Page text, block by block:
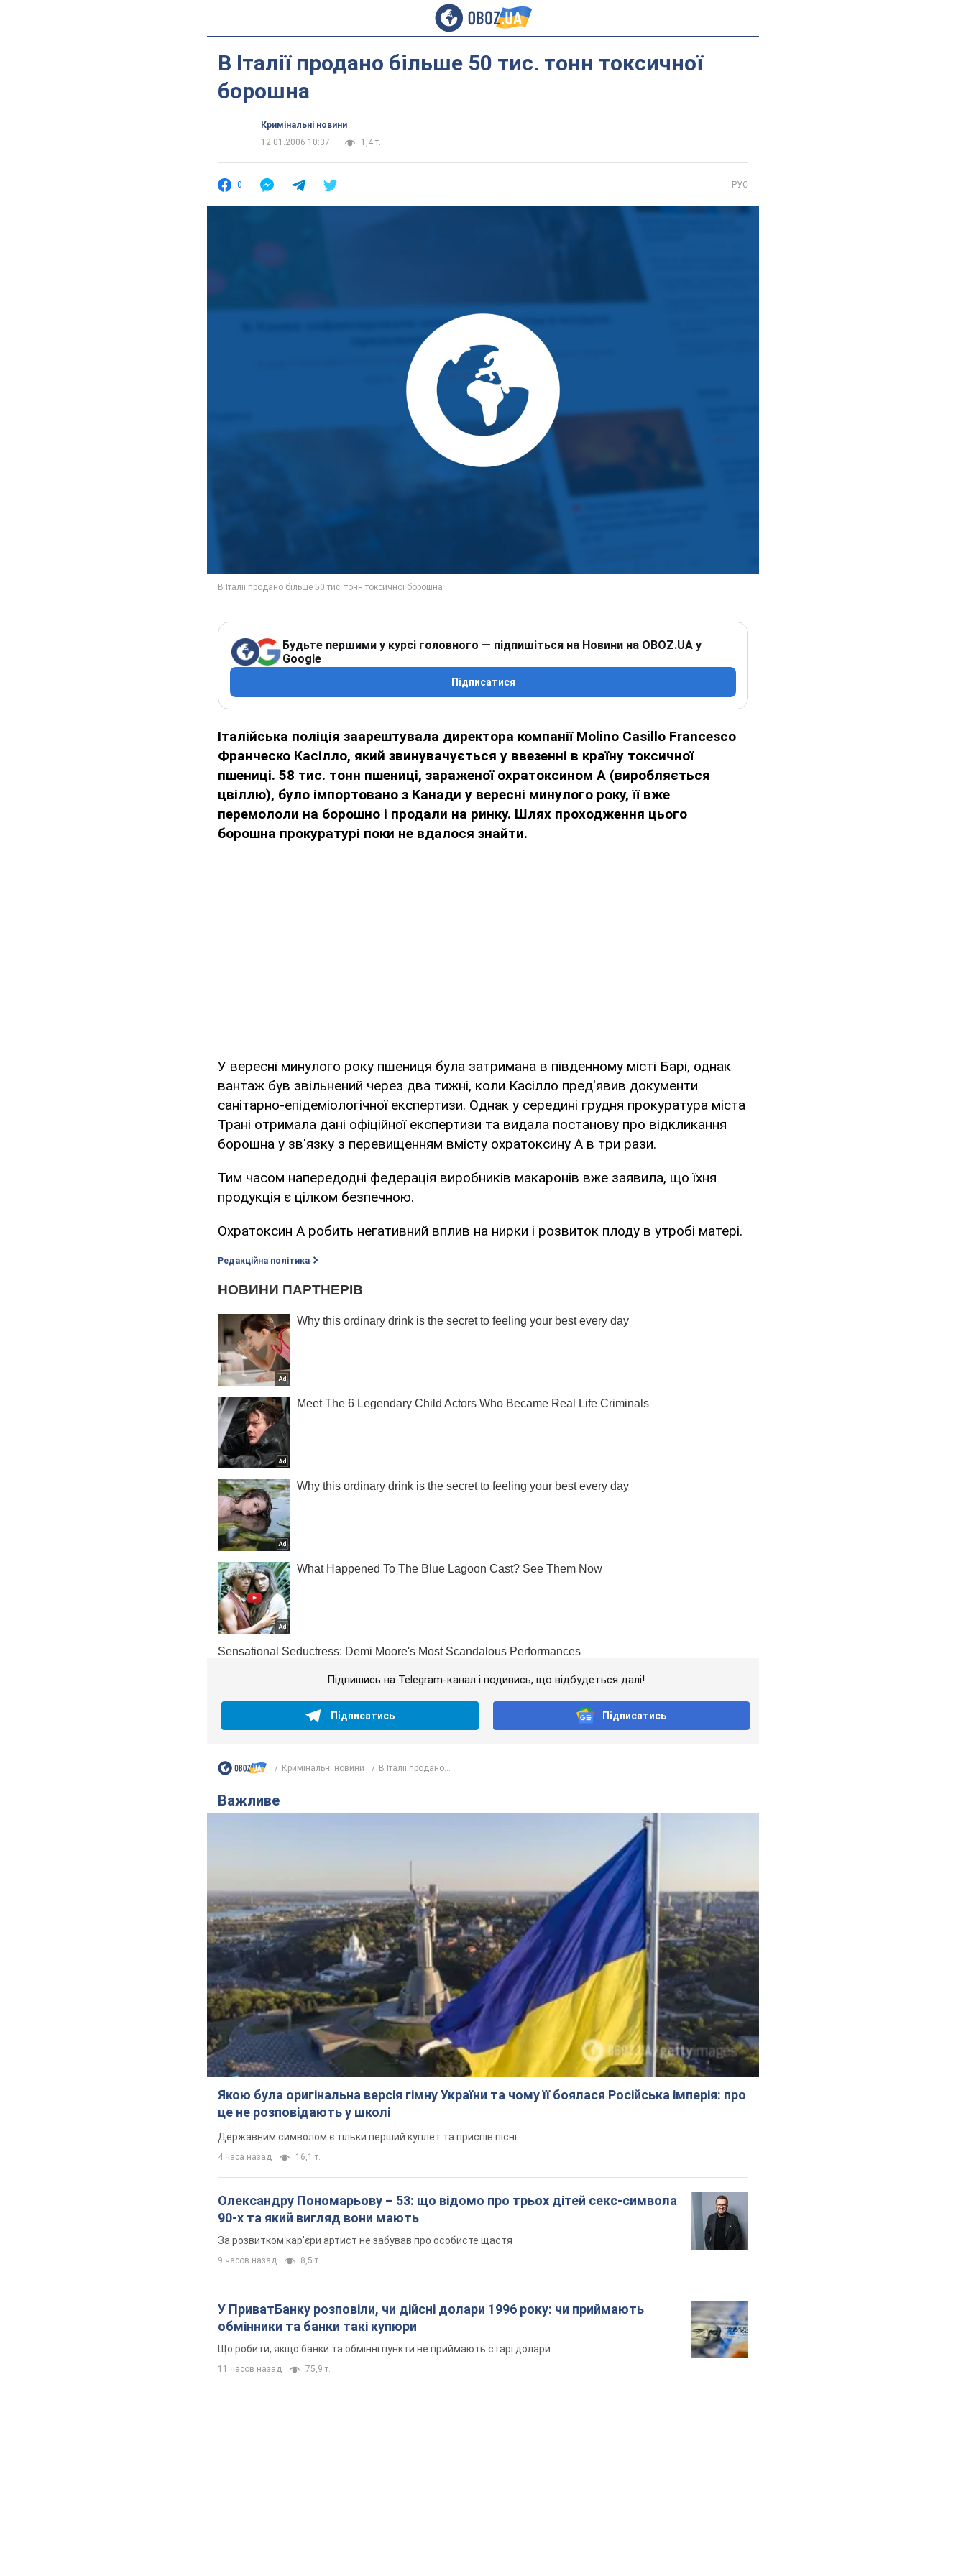
В Італії продано більше 50 тис. тонн токсичної
борошна
Кримінальні новини
12.01.2006 10:37
1,4 т.
0 РУС
Будьте першими у курсі головного — підпишіться на Новини на OBOZ.UA у
Google
Підписатися
Італійська поліція заарештувала директора компанії Molino Casillo Francesco
Франческо Касілло, який звинувачується у ввезенні в країну токсичної
пшениці. 58 тис. тонн пшениці, зараженої охратоксином А (виробляється
цвіллю), було імпортовано з Канади у вересні минулого року, її вже
перемололи на борошно і продали на ринку. Шлях проходження цього
борошна прокуратурі поки не вдалося знайти.
У вересні минулого року пшениця була затримана в південному місті Барі, однак
вантаж був звільнений через два тижні, коли Касілло пред'явив документи
санітарно-епідеміологічної експертизи. Однак у середині грудня прокуратура міста
Трані отримала дані офіційної експертизи та видала постанову про відкликання
борошна у зв'язку з перевищенням вмісту охратоксину А в три рази.
Тим часом напередодні федерація виробників макаронів вже заявила, що їхня
продукція є цілком безпечною.
Охратоксин А робить негативний вплив на нирки і розвиток плоду в утробі матері.
Редакційна політика
Підпишись на Telegram-канал і подивись, що відбудеться далі!
Підписатись Підписатись
Кримінальні новини В Італії продано...
Важливе
Якою була оригінальна версія гімну України та чому її боялася Російська імперія: про
це не розповідають у школі
Державним символом є тільки перший куплет та приспів пісні
4 часа назад 16,1 т.
Олександру Пономарьову – 53: що відомо про трьох дітей секс-символа
90-х та який вигляд вони мають
За розвитком кар'єри артист не забував про особисте щастя
9 часов назад 8,5 т.
У ПриватБанку розповіли, чи дійсні долари 1996 року: чи приймають
обмінники та банки такі купюри
Що робити, якщо банки та обмінні пункти не приймають старі долари
11 часов назад 75,9 т.